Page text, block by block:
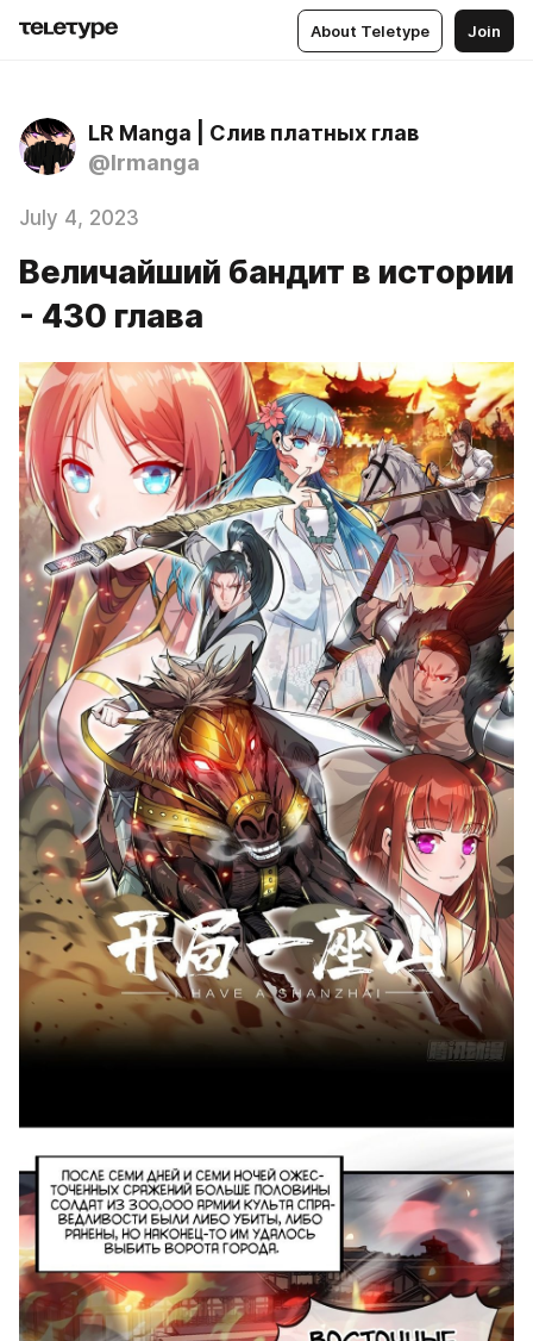
About Teletype Join
LR Manga | Слив платных глав
@lrmanga
July 4, 2023
Величайший бандит в истории
- 430 глава